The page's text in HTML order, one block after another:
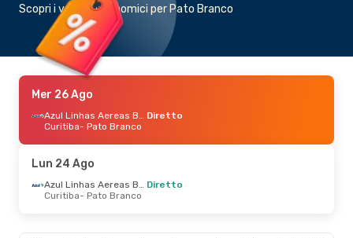
Scopri i voli più economici per Pato Branco
Mer 26 Ago
Azul Linhas Aereas Brasileiras Diretto
Curitiba- Pato Branco
Lun 24 Ago
Azul Linhas Aereas Brasileiras Diretto
Curitiba- Pato Branco